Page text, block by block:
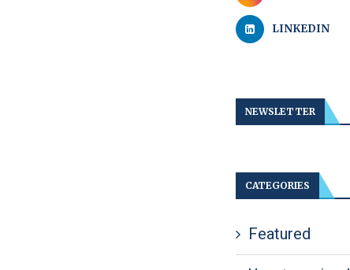
LINKEDIN
NEWSLETTER
CATEGORIES
Featured